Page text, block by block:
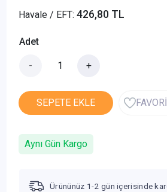
Havale / EFT: 426,80 TL
Adet
- +
SEPETE EKLE
Aynı Gün Kargo
Ürününüz 1-2 gün içerisinde